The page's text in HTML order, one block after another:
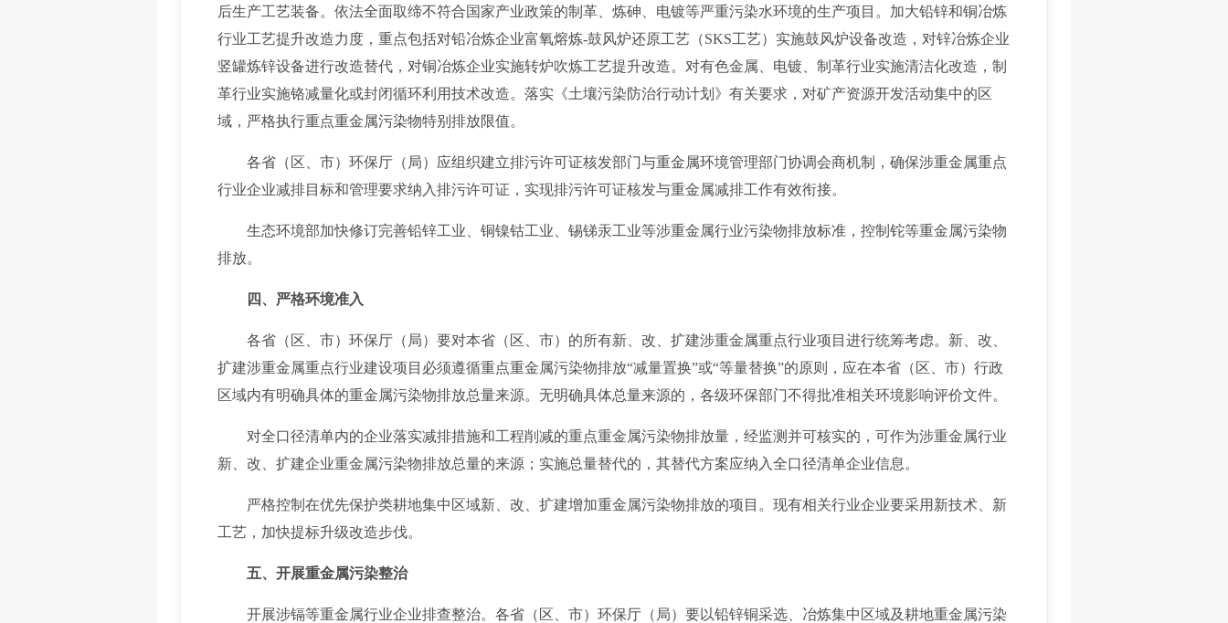
后生产工艺装备。依法全面取缔不符合国家产业政策的制革、炼砷、电镀等严重污染水环境的生产项目。加大铅锌和铜冶炼
行业工艺提升改造力度，重点包括对铅冶炼企业富氧熔炼-鼓风炉还原工艺（SKS工艺）实施鼓风炉设备改造，对锌冶炼企业
竖罐炼锌设备进行改造替代，对铜冶炼企业实施转炉吹炼工艺提升改造。对有色金属、电镀、制革行业实施清洁化改造，制
革行业实施铬减量化或封闭循环利用技术改造。落实《土壤污染防治行动计划》有关要求，对矿产资源开发活动集中的区
域，严格执行重点重金属污染物特别排放限值。
各省（区、市）环保厅（局）应组织建立排污许可证核发部门与重金属环境管理部门协调会商机制，确保涉重金属重点
行业企业减排目标和管理要求纳入排污许可证，实现排污许可证核发与重金属减排工作有效衔接。
生态环境部加快修订完善铅锌工业、铜镍钴工业、锡锑汞工业等涉重金属行业污染物排放标准，控制铊等重金属污染物
排放。
四、严格环境准入
各省（区、市）环保厅（局）要对本省（区、市）的所有新、改、扩建涉重金属重点行业项目进行统筹考虑。新、改、
扩建涉重金属重点行业建设项目必须遵循重点重金属污染物排放“减量置换”或“等量替换”的原则，应在本省（区、市）行政
区域内有明确具体的重金属污染物排放总量来源。无明确具体总量来源的，各级环保部门不得批准相关环境影响评价文件。
对全口径清单内的企业落实减排措施和工程削减的重点重金属污染物排放量，经监测并可核实的，可作为涉重金属行业
新、改、扩建企业重金属污染物排放总量的来源；实施总量替代的，其替代方案应纳入全口径清单企业信息。
严格控制在优先保护类耕地集中区域新、改、扩建增加重金属污染物排放的项目。现有相关行业企业要采用新技术、新
工艺，加快提标升级改造步伐。
五、开展重金属污染整治
开展涉镉等重金属行业企业排查整治。各省（区、市）环保厅（局）要以铅锌铜采选、冶炼集中区域及耕地重金属污染